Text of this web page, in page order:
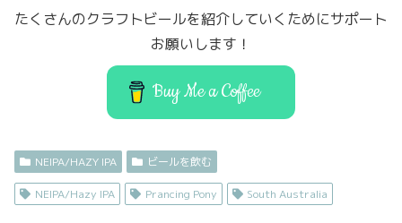
o o
n
たくさんのクラフトビールを紹介していくためにサポート
お願いします！
Buy Me a Coffee
NEIPA/HAZY IPA ビールを飲む
NEIPA/Hazy IPA Prancing Pony South Australia